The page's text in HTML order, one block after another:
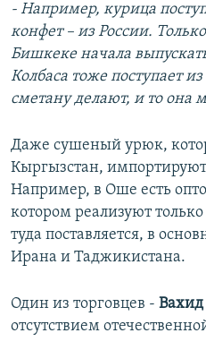
- Например, курица
конфет – из России. Толь
Бишкеке начала
Колбаса тоже поступает
сметану делают, и то она
Даже сушеный урюк,
Кыргызстан,
Например, в Оше есть
котором реализуют
туда поставляется, в
Ирана и Таджикистана.
Один из торговцев -
отсутствием